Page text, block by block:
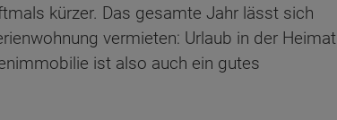
kürzer. Das gesamte Jahr lässt sich
vermieten: Urlaub in der Heimat
ist also auch ein gutes